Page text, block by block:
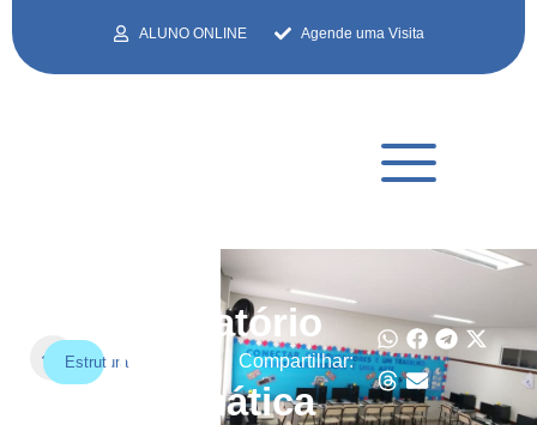
ALUNO ONLINE Agende uma Visita
Estrutura
Laboratório
de
Informática
Compartilhar: